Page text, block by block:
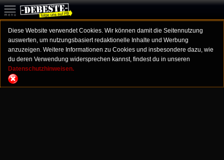
Diese Website verwendet Cookies. Wir können damit die Seitennutzung
auswerten, um nutzungsbasiert redaktionelle Inhalte und Werbung
anzuzeigen. Weitere Informationen zu Cookies und insbesondere dazu, wie
du deren Verwendung widersprechen kannst, findest du in unseren
Datenschutzhinweisen.